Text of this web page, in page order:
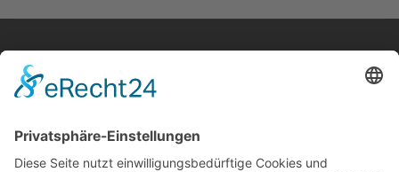
© Klaus Fanz 2020
Datenschutz
Webautor